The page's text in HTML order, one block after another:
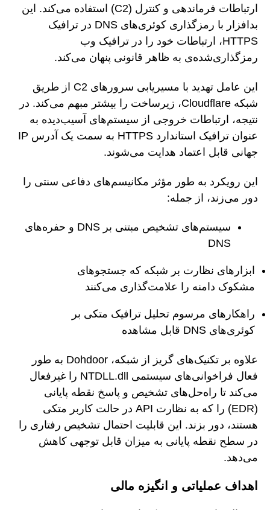
ارتباطات فرماندهی و کنترل (C2) استفاده می‌کند. این
بدافزار با رمزگذاری کوئری‌های DNS در ترافیک
HTTPS، ارتباطات خود را در ترافیک وب
رمزگذاری‌شده‌ی به ظاهر قانونی پنهان می‌کند.
این عامل تهدید با مسیریابی سرورهای C2 از طریق
شبکه Cloudflare، زیرساخت را بیشتر مبهم می‌کند. در
نتیجه، ارتباطات خروجی از سیستم‌های آسیب‌دیده به
عنوان ترافیک استاندارد HTTPS به سمت یک آدرس IP
جهانی قابل اعتماد هدایت می‌شوند.
این رویکرد به طور مؤثر مکانیسم‌های دفاعی سنتی را
دور می‌زند، از جمله:
سیستم‌های تشخیص مبتنی بر DNS و حفره‌های
DNS
ابزارهای نظارت بر شبکه که جستجوهای
مشکوک دامنه را علامت‌گذاری می‌کنند
راهکارهای مرسوم تحلیل ترافیک متکی بر
کوئری‌های DNS قابل مشاهده
علاوه بر تکنیک‌های گریز از شبکه، Dohdoor به طور
فعال فراخوانی‌های سیستمی NTDLL.dll را غیرفعال
می‌کند تا راه‌حل‌های تشخیص و پاسخ نقطه پایانی
(EDR) را که به نظارت API در حالت کاربر متکی
هستند، دور بزند. این قابلیت احتمال تشخیص رفتاری را
در سطح نقطه پایانی به میزان قابل توجهی کاهش
می‌دهد.
اهداف عملیاتی و انگیزه مالی